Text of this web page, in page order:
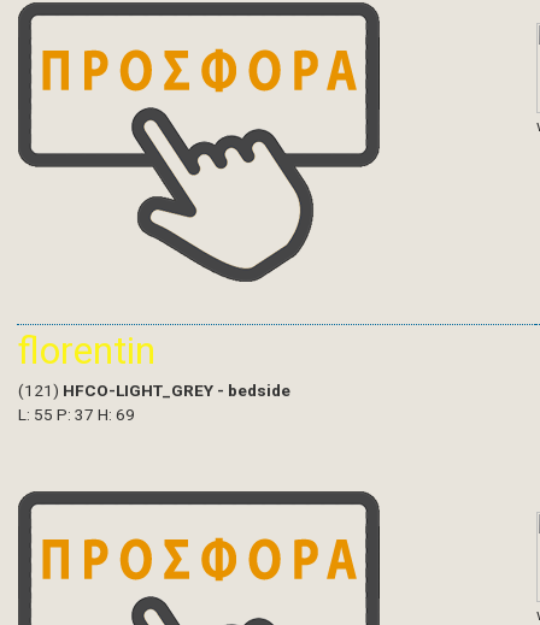
florentin
(121) HFCO-LIGHT_GREY - bedside
L: 55 P: 37 H: 69